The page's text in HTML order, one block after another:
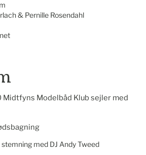
& Pernille Rosendahl
Midtfyns Modelbåd Klub sejler med
med DJ Andy Tweed